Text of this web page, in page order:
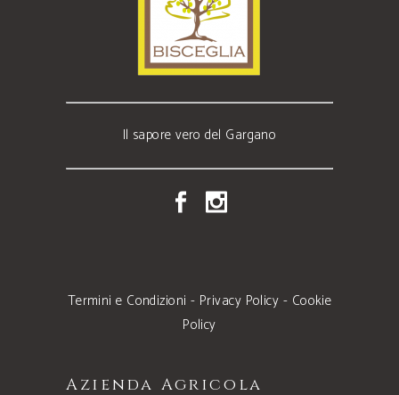
Il sapore vero del Gargano
Termini e Condizioni - Privacy Policy - Cookie
Policy
Azienda Agricola